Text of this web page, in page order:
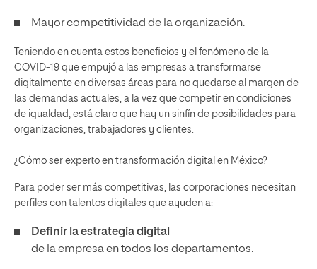
Mayor competitividad de la organización.
Teniendo en cuenta estos beneficios y el fenómeno de la
COVID-19 que empujó a las empresas a transformarse
digitalmente en diversas áreas para no quedarse al margen de
las demandas actuales, a la vez que competir en condiciones
de igualdad, está claro que hay un sinfín de posibilidades para
organizaciones, trabajadores y clientes.
¿Cómo ser experto en transformación digital en México?
Para poder ser más competitivas, las corporaciones necesitan
perfiles con talentos digitales que ayuden a:
Definir la estrategia digital
de la empresa en todos los departamentos.